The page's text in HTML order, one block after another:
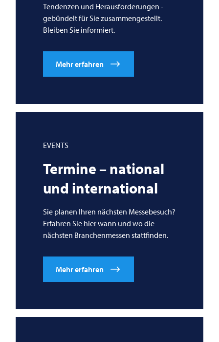
Tendenzen und Herausforderungen -
gebündelt für Sie zusammengestellt.
Bleiben Sie informiert.
Mehr erfahren
EVENTS
Termine – national
und international
Sie planen Ihren nächsten Messebesuch?
Erfahren Sie hier wann und wo die
nächsten Branchenmessen stattfinden.
Mehr erfahren